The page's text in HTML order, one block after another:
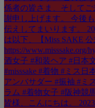
皆様、こんにちは。